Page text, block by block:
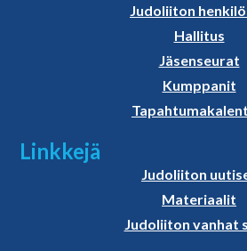
Judoliiton
Hallitus
Jäsenseurat
Kumppanit
Linkkejä
Judoliiton
Materiaalit
Judoliiton vanhat